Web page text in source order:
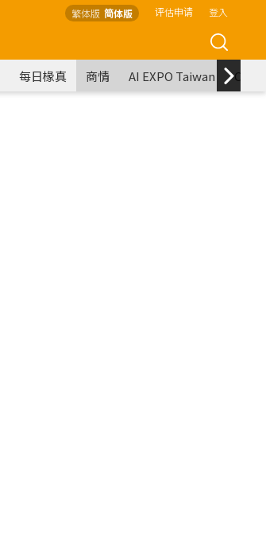
繁体版 简体版 评估申请 登入
每日椽真 商情 AI EXPO Taiwan